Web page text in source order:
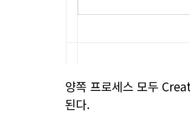
양쪽 프로세스 모두
된다.